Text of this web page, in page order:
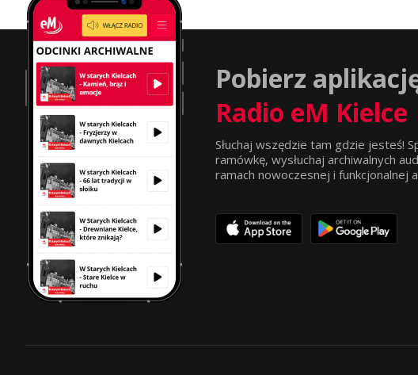
Pobierz
Radio eM Kielce
Słuchaj wszędzie tam gdzie jesteś!
ramówkę, wysłuchaj archiwalnych
ramach nowoczesnej i funkcjonalnej